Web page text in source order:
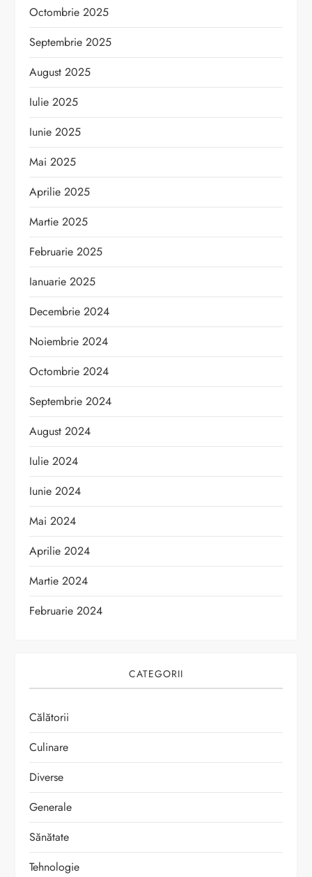
Octombrie 2025
Septembrie 2025
August 2025
Iulie 2025
Iunie 2025
Mai 2025
Aprilie 2025
Martie 2025
Februarie 2025
Ianuarie 2025
Decembrie 2024
Noiembrie 2024
Octombrie 2024
Septembrie 2024
August 2024
Iulie 2024
Iunie 2024
Mai 2024
Aprilie 2024
Martie 2024
Februarie 2024
CATEGORII
Călătorii
Culinare
Diverse
Generale
Sănătate
Tehnologie